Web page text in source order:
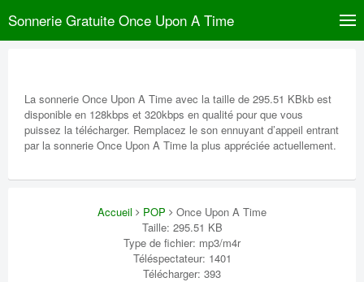
Sonnerie Gratuite Once Upon A Time
La sonnerie Once Upon A Time avec la taille de 295.51 KBkb est
disponible en 128kbps et 320kbps en qualité pour que vous
puissez la télécharger. Remplacez le son ennuyant d’appeil entrant
par la sonnerie Once Upon A Time la plus appréciée actuellement.
Accueil POP
Once Upon A Time
Taille: 295.51 KB
Type de fichier: mp3/m4r
Téléspectateur: 1401
Télécharger: 393